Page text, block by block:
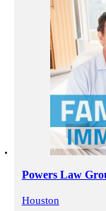
Powers Law
Houston